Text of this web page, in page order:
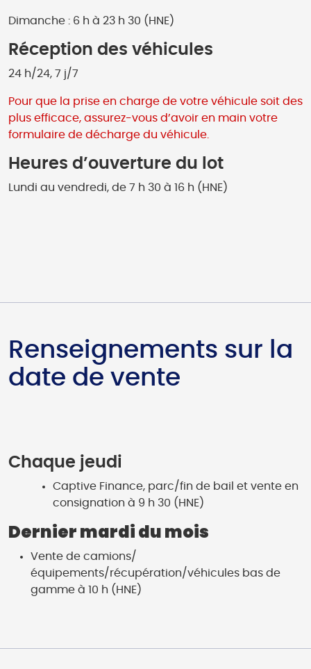
Dimanche : 6 h à 23 h 30 (HNE)
Réception des véhicules
24 h/24, 7 j/7
Pour que la prise en charge de votre véhicule soit des
plus efficace, assurez-vous d’avoir en main votre
formulaire de décharge du véhicule.
Heures d’ouverture du lot
Lundi au vendredi, de 7 h 30 à 16 h (HNE)
Renseignements sur la
date de vente
Chaque jeudi
Captive Finance, parc/fin de bail et vente en
consignation à 9 h 30 (HNE)
Dernier mardi du mois
Vente de camions/
équipements/récupération/véhicules bas de
gamme à 10 h (HNE)